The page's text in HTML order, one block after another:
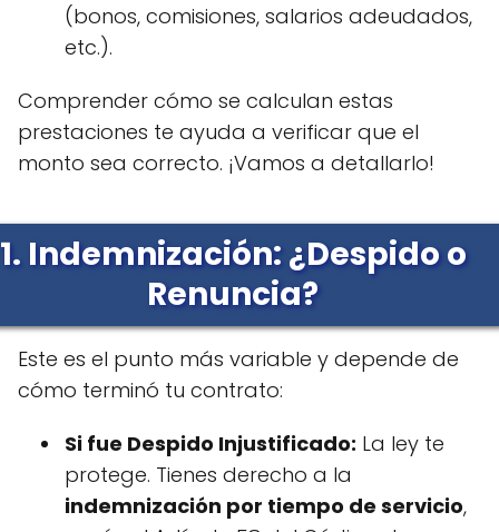
(bonos, comisiones, salarios adeudados,
etc.).
Comprender cómo se calculan estas
prestaciones te ayuda a verificar que el
monto sea correcto. ¡Vamos a detallarlo!
1. Indemnización: ¿Despido o
Renuncia?
Este es el punto más variable y depende de
cómo terminó tu contrato:
Si fue Despido Injustificado: La ley te
protege. Tienes derecho a la
indemnización por tiempo de servicio,